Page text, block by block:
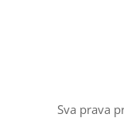
Sva prava